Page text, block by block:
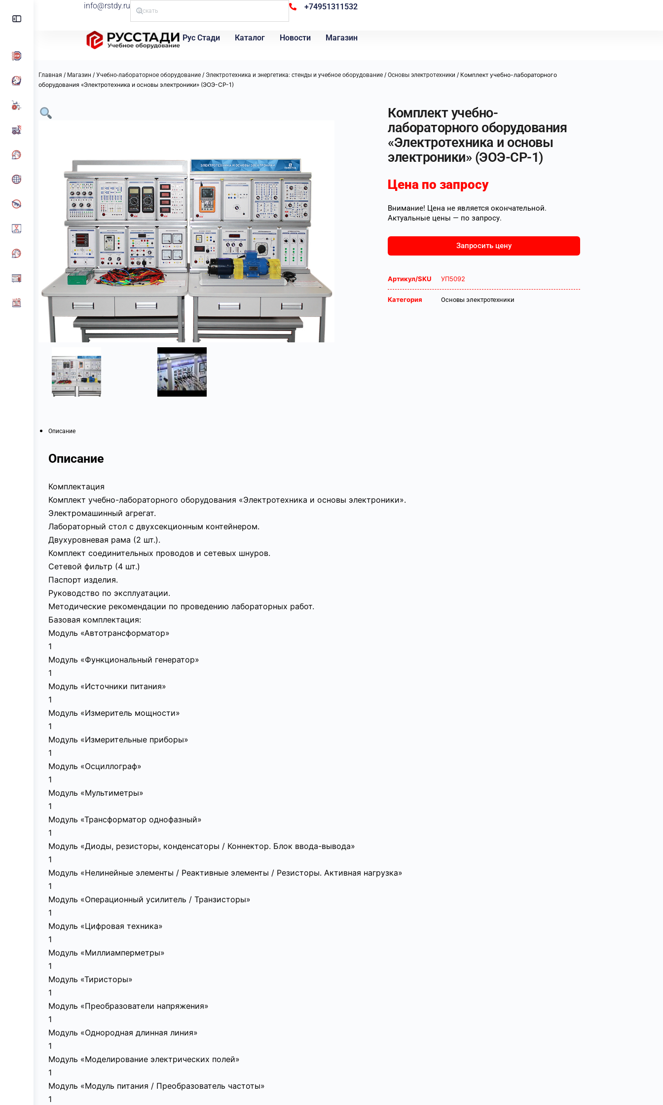
info@rstdy.ru +74951311532
Рус Стади Каталог Новости Магазин
Главная / Магазин / Учебно-лабораторное оборудование / Электротехника и энергетика: стенды и учебное оборудование / Основы электротехники / Комплект учебно-лабораторного
оборудования «Электротехника и основы электроники» (ЭОЭ-СР-1)
Комплект учебно-
лабораторного оборудования
«Электротехника и основы
электроники» (ЭОЭ-СР-1)
Цена по запросу
Внимание! Цена не является окончательной.
Актуальные цены — по запросу.
Запросить цену
Артикул/SKU УП5092
Категория Основы электротехники
Описание
Описание
Комплектация
Комплект учебно-лабораторного оборудования «Электротехника и основы электроники».
Электромашинный агрегат.
Лабораторный стол с двухсекционным контейнером.
Двухуровневая рама (2 шт.).
Комплект соединительных проводов и сетевых шнуров.
Сетевой фильтр (4 шт.)
Паспорт изделия.
Руководство по эксплуатации.
Методические рекомендации по проведению лабораторных работ.
Базовая комплектация:
Модуль «Автотрансформатор»
1
Модуль «Функциональный генератор»
1
Модуль «Источники питания»
1
Модуль «Измеритель мощности»
1
Модуль «Измерительные приборы»
1
Модуль «Осциллограф»
1
Модуль «Мультиметры»
1
Модуль «Трансформатор однофазный»
1
Модуль «Диоды, резисторы, конденсаторы / Коннектор. Блок ввода-вывода»
1
Модуль «Нелинейные элементы / Реактивные элементы / Резисторы. Активная нагрузка»
1
Модуль «Операционный усилитель / Транзисторы»
1
Модуль «Цифровая техника»
1
Модуль «Миллиамперметры»
1
Модуль «Тиристоры»
1
Модуль «Преобразователи напряжения»
1
Модуль «Однородная длинная линия»
1
Модуль «Моделирование электрических полей»
1
Модуль «Модуль питания / Преобразователь частоты»
1